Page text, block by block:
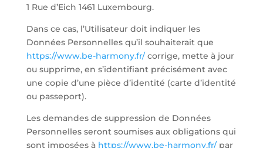
1 Rue d’Eich 1461 Luxembourg.
Dans ce cas, l’Utilisateur doit indiquer les
Données Personnelles qu’il souhaiterait que
https://www.be-harmony.fr/corrige, mette à jour
ou supprime, en s’identifiant précisément avec
une copie d’une pièce d’identité (carte d’identité
ou passeport).
Les demandes de suppression de Données
Personnelles seront soumises aux obligations qui
sont imposées à https://www.be-harmony.fr/par